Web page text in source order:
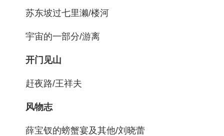
苏东坡过七里濑/楼河
宇宙的一部分/游离
开门见山
赶夜路/王祥夫
风物志
薛宝钗的螃蟹宴及其他/刘晓蕾